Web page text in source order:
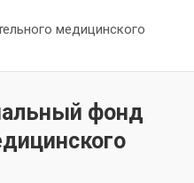
медицинского
фонд